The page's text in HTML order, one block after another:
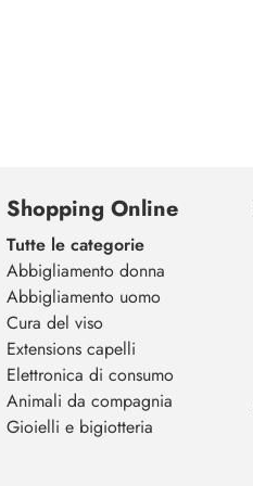
Shopping Online
Tutte le categorie
Abbigliamento donna
Abbigliamento uomo
Cura del viso
Extensions capelli
Elettronica di consumo
Animali da compagnia
Gioielli e bigiotteria